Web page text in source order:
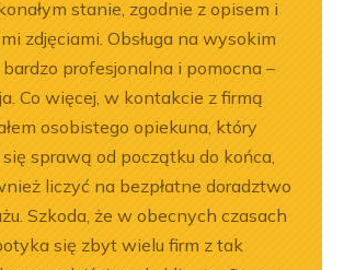
stanie, zgodnie z opisem i
zdjęciami. Obsługa na wysokim
profesjonalna i pomocna –
Co więcej, w kontakcie z firmą
osobistego opiekuna, który
się sprawą od początku do końca,
liczyć na bezpłatne doradztwo
Szkoda, że w obecnych czasach
się zbyt wielu firm z tak